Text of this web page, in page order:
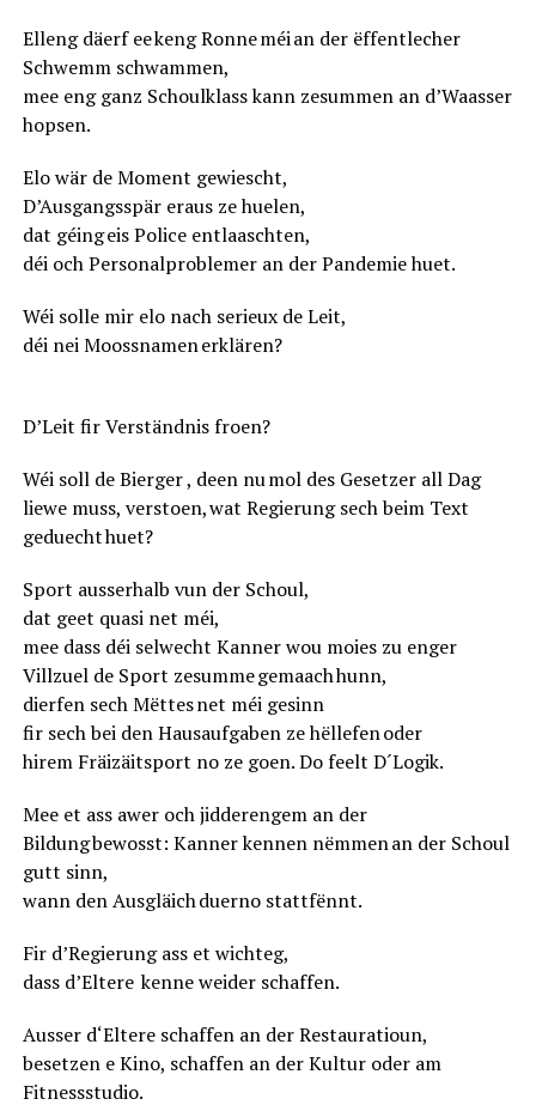
Elleng däerf ee keng Ronne méi an der ëffentlecher
Schwemm schwammen,
mee eng ganz Schoulklass kann zesummen an d’Waasser
hopsen.
Elo wär de Moment gewiescht,
D’Ausgangsspär eraus ze huelen,
dat géing eis Police entlaaschten,
déi och Personalproblemer an der Pandemie huet.
Wéi solle mir elo nach serieux de Leit,
déi nei Moossnamen erklären?
D’Leit fir Verständnis froen?
Wéi soll de Bierger , deen nu mol des Gesetzer all Dag
liewe muss, verstoen, wat Regierung sech beim Text
geduecht huet?
Sport ausserhalb vun der Schoul,
dat geet quasi net méi,
mee dass déi selwecht Kanner wou moies zu enger
Villzuel de Sport zesumme gemaach hunn,
dierfen sech Mëttes net méi gesinn
fir sech bei den Hausaufgaben ze hëllefen oder
hirem Fräizäitsport no ze goen. Do feelt D´Logik.
Mee et ass awer och jidderengem an der
Bildung bewosst: Kanner kennen nëmmen an der Schoul
gutt sinn,
wann den Ausgläich duerno stattfënnt.
Fir d’Regierung ass et wichteg,
dass d’Eltere kenne weider schaffen.
Ausser d‘Eltere schaffen an der Restauratioun,
besetzen e Kino, schaffen an der Kultur oder am
Fitnessstudio.